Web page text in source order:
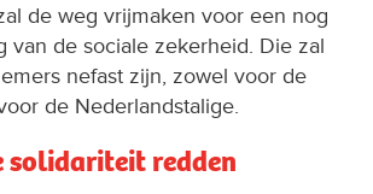
de weg vrijmaken voor een nog
van de sociale zekerheid. Die zal
nefast zijn, zowel voor de
de Nederlandstalige.
solidariteit redden